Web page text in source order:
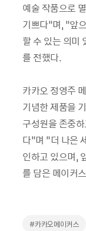
예술 작품으로
기쁘다”며, “앞
할 수 있는 의미
를 전했다.
카카오 정영주
기념한 제품을
구성원을 존중
다”며 “더 나은
인하고 있으며,
를 담은 메이커
#카카오메이커스